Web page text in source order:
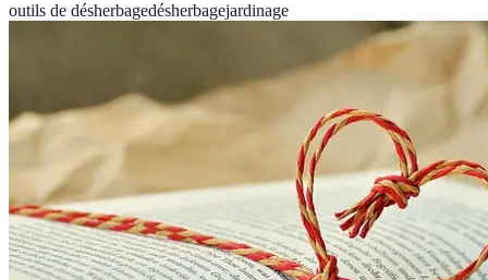
outils de désherbagedésherbagejardinage